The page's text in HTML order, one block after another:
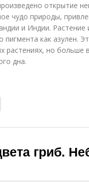
открытие
чудо природы,
и Индии.
пигмента как азулен.
растениях, но
дна.
гриб.